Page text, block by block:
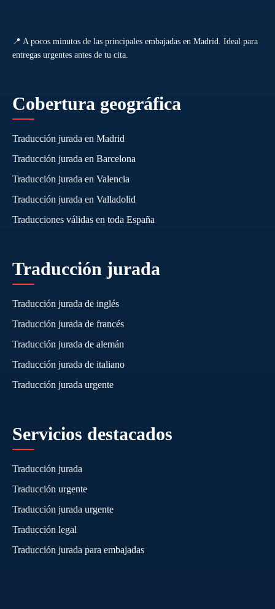
📍 A pocos minutos de las principales embajadas en Madrid. Ideal para
entregas urgentes antes de tu cita.
Cobertura geográfica
Traducción jurada en Madrid
Traducción jurada en Barcelona
Traducción jurada en Valencia
Traducción jurada en Valladolid
Traducciones válidas en toda España
Traducción jurada
Traducción jurada de inglés
Traducción jurada de francés
Traducción jurada de alemán
Traducción jurada de italiano
Traducción jurada urgente
Servicios destacados
Traducción jurada
Traducción urgente
Traducción jurada urgente
Traducción legal
Traducción jurada para embajadas